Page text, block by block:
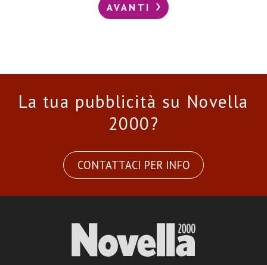
AVANTI
La tua pubblicità su Novella
2000?
CONTATTACI PER INFO